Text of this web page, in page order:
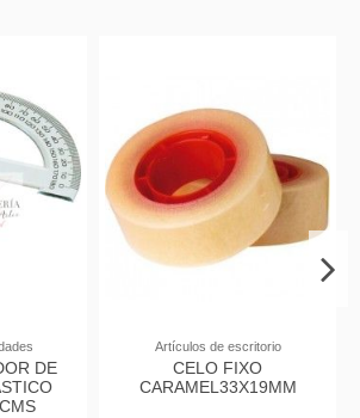
DE
Artículos de escritorio
CELO FIXO
CARAMEL33X19MM